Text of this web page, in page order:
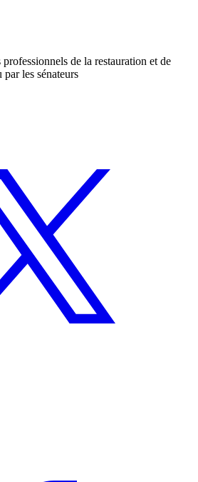
professionnels de la restauration et de
par les sénateurs